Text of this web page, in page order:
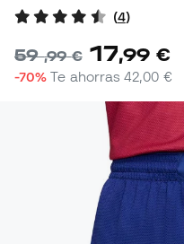
(4)
59,99 € 17,99 €
-70% Te ahorras42,00 €